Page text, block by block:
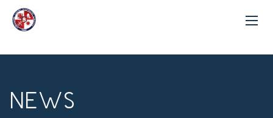
NEWS